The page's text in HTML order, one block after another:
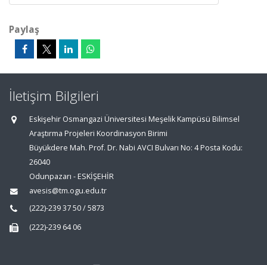
Paylaş
İletişim Bilgileri
Eskişehir Osmangazi Üniversitesi Meşelik Kampüsü Bilimsel
Araştırma Projeleri Koordinasyon Birimi
Büyükdere Mah. Prof. Dr. Nabi AVCI Bulvarı No: 4 Posta Kodu:
26040
Odunpazarı - ESKİŞEHİR
avesis@tm.ogu.edu.tr
(222)-239 37 50 / 5873
(222)-239 64 06